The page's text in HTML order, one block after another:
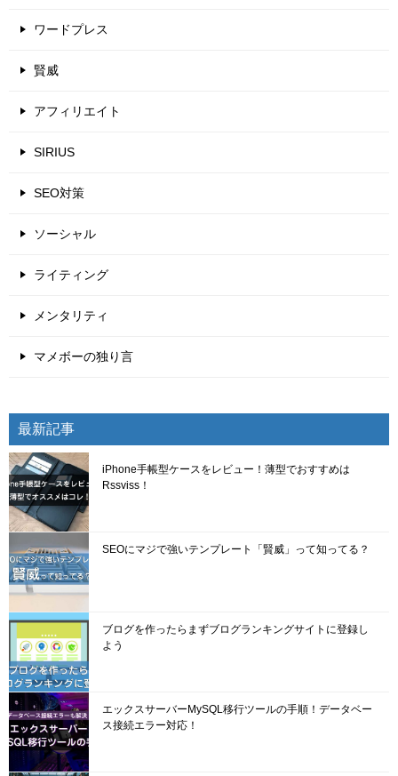
ワードプレス
賢威
アフィリエイト
SIRIUS
SEO対策
ソーシャル
ライティング
メンタリティ
マメボーの独り言
最新記事
iPhone手帳型ケースをレビュー！薄型でおすすめは
Rssviss！
SEOにマジで強いテンプレート「賢威」って知ってる？
ブログを作ったらまずブログランキングサイトに登録し
よう
エックスサーバーMySQL移行ツールの手順！データベー
ス接続エラー対応！